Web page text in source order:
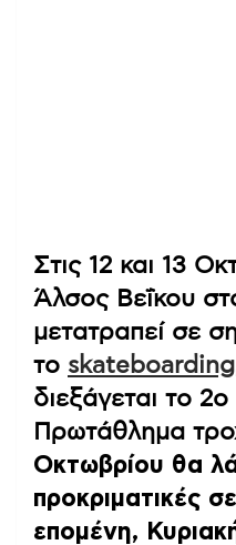
Στις 12 και 13
Άλσος Βεΐκου
μετατραπεί σε
το skateboarding
διεξάγεται το
Πρωτάθλημα
Οκτωβρίου θα
προκριματικές
επομένη,